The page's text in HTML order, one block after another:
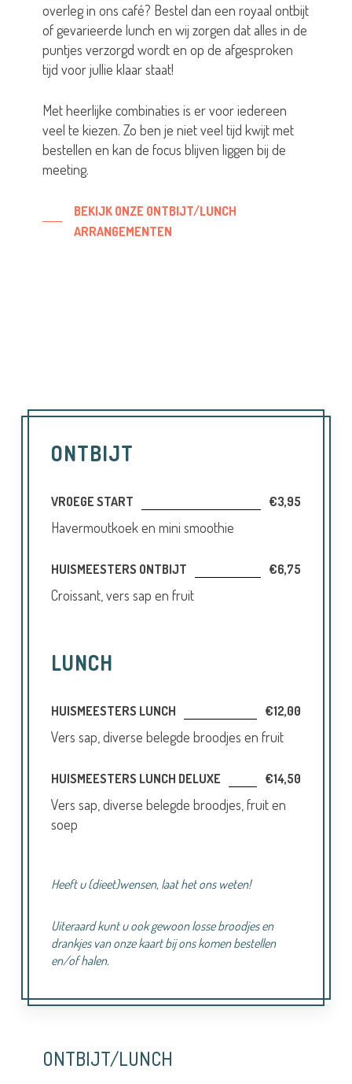
overleg in ons café? Bestel dan een royaal ontbijt
of gevarieerde lunch en wij zorgen dat alles in de
puntjes verzorgd wordt en op de afgesproken
tijd voor jullie klaar staat!
Met heerlijke combinaties is er voor iedereen
veel te kiezen. Zo ben je niet veel tijd kwijt met
bestellen en kan de focus blijven liggen bij de
meeting.
BEKIJK ONZE ONTBIJT/LUNCH
ARRANGEMENTEN
ONTBIJT
VROEGE START €3,95
Havermoutkoek en mini smoothie
HUISMEESTERS ONTBIJT €6,75
Croissant, vers sap en fruit
LUNCH
HUISMEESTERS LUNCH €12,00
Vers sap, diverse belegde broodjes en fruit
HUISMEESTERS LUNCH DELUXE €14,50
Vers sap, diverse belegde broodjes, fruit en
soep
Heeft u (dieet)wensen, laat het ons weten!
Uiteraard kunt u ook gewoon losse broodjes en
drankjes van onze kaart bij ons komen bestellen
en/of halen.
ONTBIJT/LUNCH